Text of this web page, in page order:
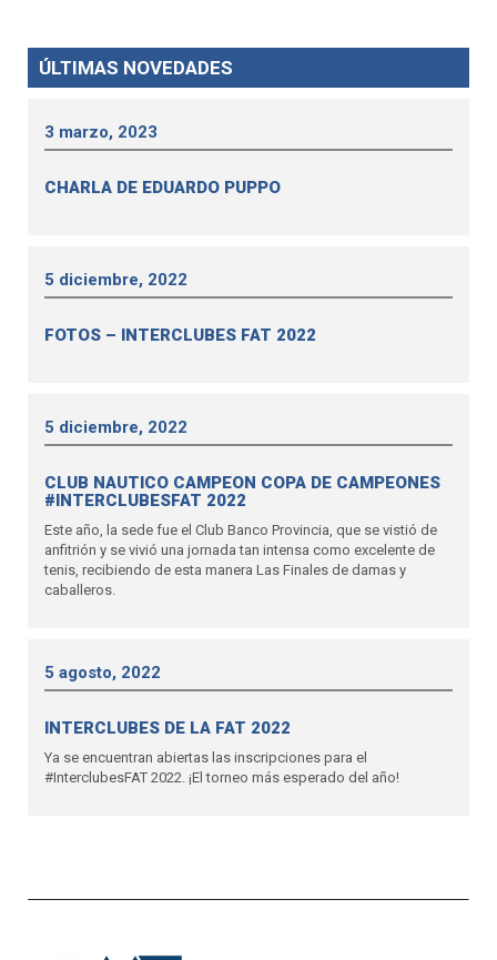
ÚLTIMAS NOVEDADES
3 marzo, 2023
CHARLA DE EDUARDO PUPPO
5 diciembre, 2022
FOTOS – INTERCLUBES FAT 2022
5 diciembre, 2022
CLUB NAUTICO CAMPEON COPA DE CAMPEONES
#INTERCLUBESFAT 2022
Este año, la sede fue el Club Banco Provincia, que se vistió de
anfitrión y se vivió una jornada tan intensa como excelente de
tenis, recibiendo de esta manera Las Finales de damas y
caballeros.
5 agosto, 2022
INTERCLUBES DE LA FAT 2022
Ya se encuentran abiertas las inscripciones para el
#InterclubesFAT 2022. ¡El torneo más esperado del año!